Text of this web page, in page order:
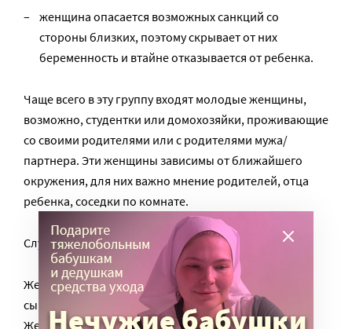
женщина опасается возможных санкций со
стороны близких, поэтому скрывает от них
беременность и втайне отказывается от ребенка.
Чаще всего в эту группу входят молодые женщины,
возможно, студентки или домохозяйки, проживающие
со своими родителями или с родителями мужа/
партнера. Эти женщины зависимы от ближайшего
окружения, для них важно мнение родителей, отца
ребенка, соседки по комнате.
Случай:
Женщина жила с матерью и двумя детьми, старший
сын был инвалидом. Растить детей помогала мать.
Женщина боялась матери, поэтому утаила от нее